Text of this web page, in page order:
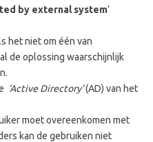
by external system‘
het niet om één van
de oplossing waarschijnlijk
Active Directory’(AD) van het
moet overeenkomen met
kan de gebruiken niet